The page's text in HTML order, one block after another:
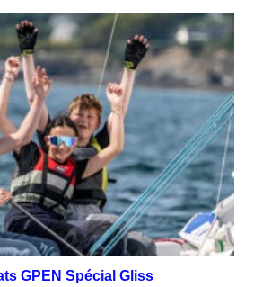
GPEN Spécial Gliss